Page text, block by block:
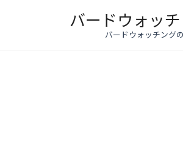
バードウォッ
バードウォッチング